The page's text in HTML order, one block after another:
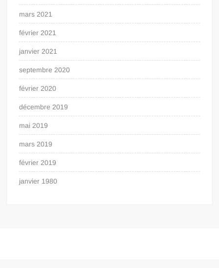
mars 2021
février 2021
janvier 2021
septembre 2020
février 2020
décembre 2019
mai 2019
mars 2019
février 2019
janvier 1980